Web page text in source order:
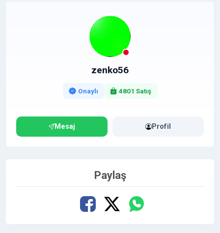
zenko56
Onaylı 4801 Satış
Mesaj Profil
Paylaş